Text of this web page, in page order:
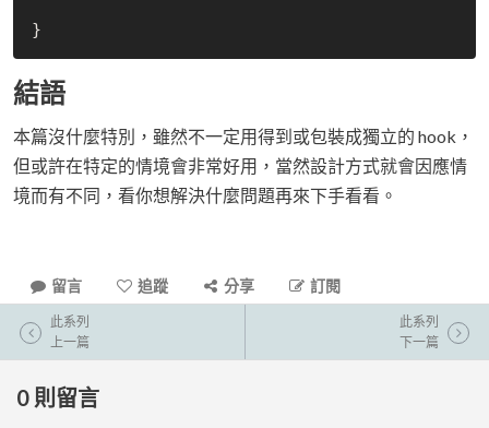
結語
本篇沒什麼特別，雖然不一定用得到或包裝成獨立的 hook，
但或許在特定的情境會非常好用，當然設計方式就會因應情
境而有不同，看你想解決什麼問題再來下手看看。
留言 追蹤 分享 訂閱
此系列
上一篇
此系列
下一篇
0 則留言